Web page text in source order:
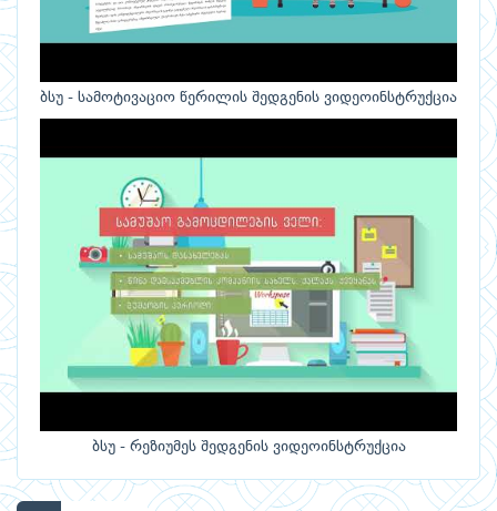
ბსუ - სამოტივაციო წერილის შედგენის ვიდეოინსტრუქცია
ბსუ - რეზიუმეს შედგენის ვიდეოინსტრუქცია